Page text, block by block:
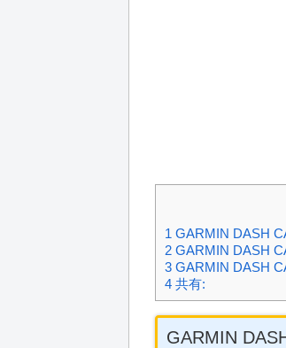
1 GARMIN DASH
2 GARMIN DASH
3 GARMIN DASH
4 共有:
GARMIN